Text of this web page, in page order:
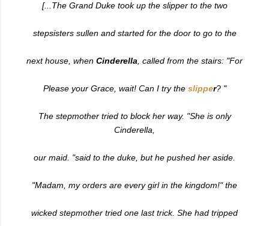
[...The Grand Duke took up the slipper to the two
stepsisters sullen and started for the door to go to the
next house, when Cinderella , called from the stairs: "For
Please your Grace, wait! Can I try the slipper? "
The stepmother tried to block her way. "She is only
Cinderella,
our maid. "said to the duke, but he pushed her aside.
"Madam, my orders are every girl in the kingdom!" the
wicked stepmother tried one last trick. She had tripped